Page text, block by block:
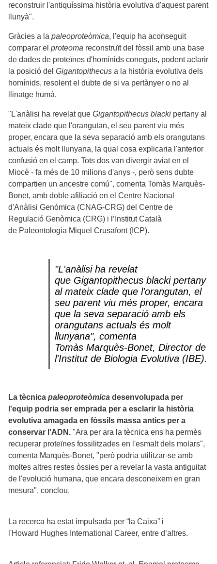
reconstruir l'antiquíssima història evolutiva d'aquest parent
llunyà".
Gràcies a la paleoproteòmica, l'equip ha aconseguit
comparar el proteoma reconstruït del fòssil amb una base
de dades de proteïnes d'homínids coneguts, podent aclarir
la posició del Gigantopithecus a la història evolutiva dels
homínids, resolent el dubte de si va pertànyer o no al
llinatge humà.
"L'anàlisi ha revelat que Gigantopithecus blacki pertany al
mateix clade que l'orangutan, el seu parent viu més
proper, encara que la seva separació amb els orangutans
actuals és molt llunyana, la qual cosa explicaria l'anterior
confusió en el camp. Tots dos van divergir aviat en el
Miocè - fa més de 10 milions d'anys -, però sens dubte
compartien un ancestre comú", comenta Tomàs Marquès-
Bonet, amb doble afiliació en el Centre Nacional
d'Anàlisi Genòmica (CNAG-CRG) del Centre de
Regulació Genòmica (CRG) i l’Institut Català
de Paleontologia Miquel Crusafont (ICP).
"L'anàlisi ha revelat
que Gigantopithecus blackipertany
al mateix clade que l'orangutan, el
seu parent viu més proper, encara
que la seva separació amb els
orangutans actuals és molt
llunyana", comenta
Tomàs Marquès-Bonet, Director de
l'Institut de Biologia Evolutiva (IBE).
La tècnica paleoproteòmica desenvolupada per
l'equip podria ser emprada per a esclarir la història
evolutiva amagada en fòssils massa antics per a
conservar l'ADN. "Ara per ara la tècnica ens ha permès
recuperar proteïnes fossilitzades en l'esmalt dels molars",
comenta Marquès-Bonet, "però podria utilitzar-se amb
moltes altres restes òssies per a revelar la vasta antiguitat
de l'evolució humana, que encara desconeixem en gran
mesura", conclou.
La recerca ha estat impulsada per “la Caixa” i
l'Howard Hughes International Career, entre d’altres.